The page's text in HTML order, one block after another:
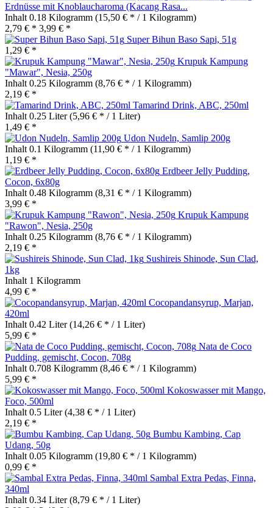
Erdnüsse mit Knoblaucharoma (Kacang Rasa...
Inhalt 0.18 Kilogramm (15,50 € * / 1 Kilogramm)
2,79 € * 3,99 € *
Super Bihun Baso Sapi, 51g
1,29 € *
Krupuk Kampung
"Mawar", Nesia, 250g
Inhalt 0.25 Kilogramm (8,76 € * / 1 Kilogramm)
2,19 € *
Tamarind Drink, ABC, 250ml
Inhalt 0.25 Liter(5,96 € * / 1 Liter)
1,49 € *
Udon Nudeln, Samlip 200g
Inhalt 0.1 Kilogramm (11,90 € * / 1 Kilogramm)
1,19 € *
Erdbeer Jelly Pudding,
Cocon, 6x80g
Inhalt 0.48 Kilogramm (8,31 € * / 1 Kilogramm)
3,99 € *
Krupuk Kampung
"Rawon", Nesia, 250g
Inhalt 0.25 Kilogramm (8,76 € * / 1 Kilogramm)
2,19 € *
Sushireis Shinode, Sun Clad,
1kg
Inhalt 1 Kilogramm
4,99 € *
Cocopandansyrup, Marjan,
420ml
Inhalt 0.42 Liter(14,26 € * / 1 Liter)
5,99 € *
Nata de Coco
Pudding, gemischt, Cocon, 708g
Inhalt 0.708 Kilogramm (8,46 € * / 1 Kilogramm)
5,99 € *
Kokoswasser mit Mango,
Foco, 500ml
Inhalt 0.5 Liter(4,38 € * / 1 Liter)
2,19 € *
Bumbu Kambing, Cap
Udang, 50g
Inhalt 0.05 Kilogramm (19,80 € * / 1 Kilogramm)
0,99 € *
Sambal Extra Pedas, Finna,
340ml
Inhalt 0.34 Liter(8,79 € * / 1 Liter)